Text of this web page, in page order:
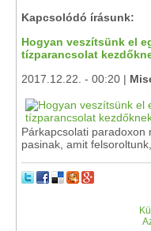
Kapcsolódó írásunk:
Hogyan veszítsünk el
tízparancsolat
2017.12.22. - 00:20 |
Párkapcsolati paradoxon
pasinak, amit